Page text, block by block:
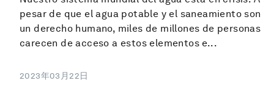
pesar de que el agua potable y el saneamiento son
un derecho humano, miles de millones de personas
carecen de acceso a estos elementos e...
2023年03月22日